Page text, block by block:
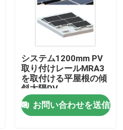
システム1200mm PV
取り付けレールMRA3
を取付ける平屋根の傾
斜太陽PV
お問い合わせを送信